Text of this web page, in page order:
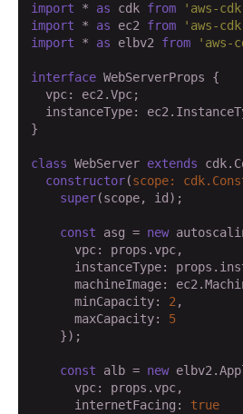
import * as cdk from 'aws-
import * as ec2 from 'aws-
import * as elbv2 from 'aws-
interface WebServerProps {
  vpc: ec2.Vpc;
instanceType:
}
class WebServer extends
constructor(scope:
super(scope, id);
const asg = new
      vpc: props.vpc,
instanceType:
machineImage:
      minCapacity:
2 ,
      maxCapacity:
5
    });
const alb = new
      vpc: props.vpc,
      internetFacing:
true